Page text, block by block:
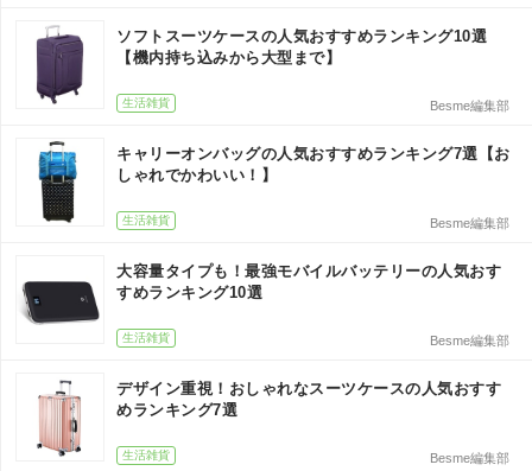
ソフトスーツケースの人気おすすめランキング10選
【機内持ち込みから大型まで】
生活雑貨 Besme編集部
キャリーオンバッグの人気おすすめランキング7選【お
しゃれでかわいい！】
生活雑貨 Besme編集部
大容量タイプも！最強モバイルバッテリーの人気おす
すめランキング10選
生活雑貨 Besme編集部
デザイン重視！おしゃれなスーツケースの人気おすす
めランキング7選
生活雑貨 Besme編集部